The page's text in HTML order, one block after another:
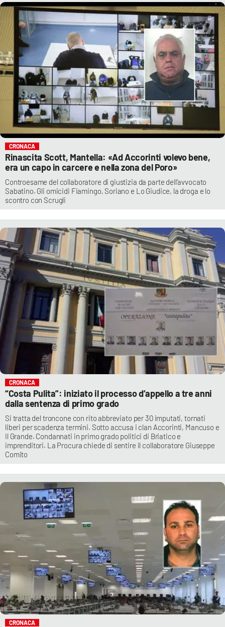
CRONACA
Rinascita Scott, Mantella: «Ad Accorinti volevo bene,
era un capo in carcere e nella zona del Poro»
Controesame del collaboratore di giustizia da parte dell’avvocato
Sabatino. Gli omicidi Fiamingo, Soriano e Lo Giudice, la droga e lo
scontro con Scrugli
CRONACA
“Costa Pulita”: iniziato il processo d’appello a tre anni
dalla sentenza di primo grado
Si tratta del troncone con rito abbreviato per 30 imputati, tornati
liberi per scadenza termini. Sotto accusa i clan Accorinti, Mancuso e
Il Grande. Condannati in primo grado politici di Briatico e
imprenditori. La Procura chiede di sentire il collaboratore Giuseppe
Comito
CRONACA